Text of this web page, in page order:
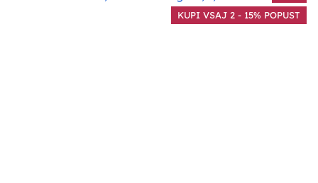
KUPI VSAJ 2 - 15% POPUST